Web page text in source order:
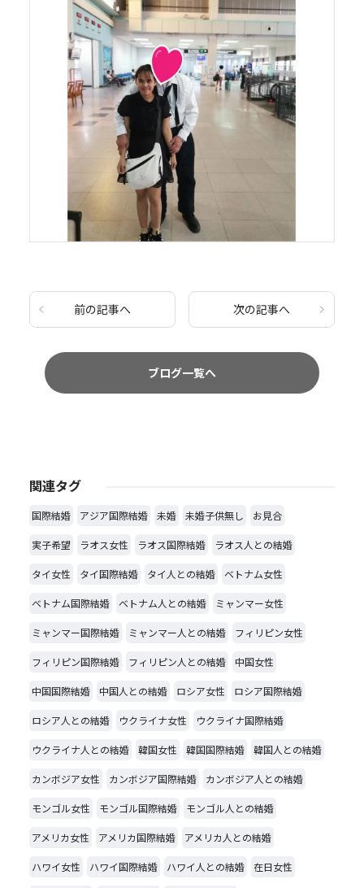
前の記事へ 次の記事へ
ブログ一覧へ
関連タグ
国際結婚 アジア国際結婚 未婚 未婚子供無し お見合
実子希望 ラオス女性 ラオス国際結婚 ラオス人との結婚
タイ女性 タイ国際結婚 タイ人との結婚 ベトナム女性
ベトナム国際結婚 ベトナム人との結婚 ミャンマー女性
ミャンマー国際結婚 ミャンマー人との結婚 フィリピン女性
フィリピン国際結婚 フィリピン人との結婚 中国女性
中国国際結婚 中国人との結婚 ロシア女性 ロシア国際結婚
ロシア人との結婚 ウクライナ女性 ウクライナ国際結婚
ウクライナ人との結婚 韓国女性 韓国国際結婚 韓国人との結婚
カンボジア女性 カンボジア国際結婚 カンボジア人との結婚
モンゴル女性 モンゴル国際結婚 モンゴル人との結婚
アメリカ女性 アメリカ国際結婚 アメリカ人との結婚
ハワイ女性 ハワイ国際結婚 ハワイ人との結婚 在日女性